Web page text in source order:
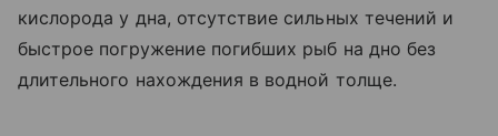
кислорода у дна, отсутствие сильных течений и
быстрое погружение погибших рыб на дно без
длительного нахождения в водной толще.